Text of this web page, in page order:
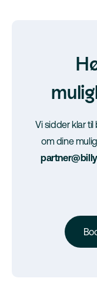
Vi sidder klar
om dine